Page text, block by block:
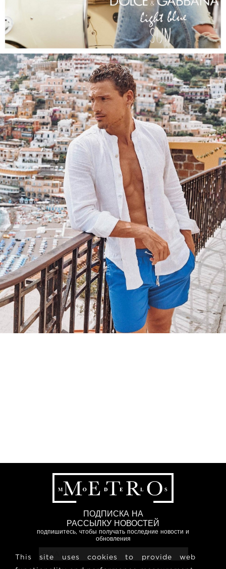
ПОДПИСКА НА
РАССЫЛКУ НОВОСТЕЙ
подпишитесь, чтобы получать последние новости и
обновления
This site uses cookies to provide web